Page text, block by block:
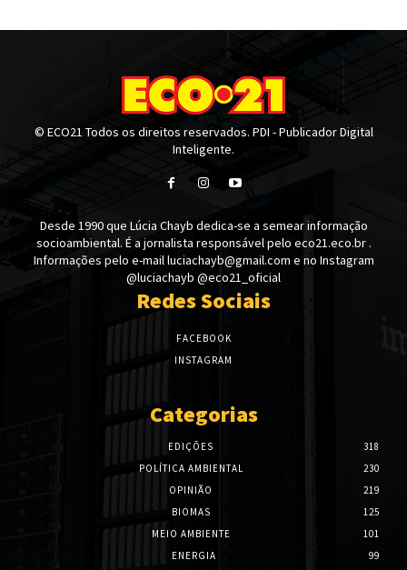
© ECO21 Todos os direitos reservados. PDI - Publicador Digital
Inteligente.
Desde 1990 que Lúcia Chayb dedica-se a semear informação
socioambiental. É a jornalista responsável pelo eco21.eco.br .
Informações pelo e-mail luciachayb@gmail.com e no Instagram
@luciachayb @eco21_oficial
Redes Sociais
FACEBOOK
INSTAGRAM
Categorias
EDIÇÕES
318
POLÍTICA AMBIENTAL
230
OPINIÃO
219
BIOMAS
125
MEIO AMBIENTE
101
ENERGIA
99